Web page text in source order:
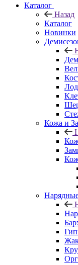
Каталог
Назад
Каталог
Новинки
Кожа и